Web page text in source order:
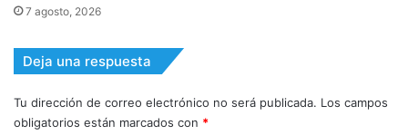
7 agosto, 2026
Deja una respuesta
Tu dirección de correo electrónico no será publicada. Los campos
obligatorios están marcados con *